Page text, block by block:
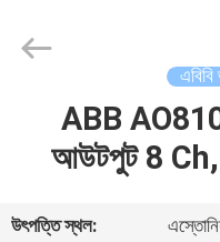
ABB
আউটপুট 8
উৎপত্তি স্থল: